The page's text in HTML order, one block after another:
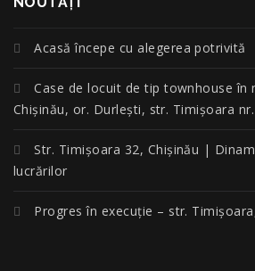
Acasă începe cu alegerea potrivită
Case de locuit de tip townhouse în
Chișinău, or. Durlești, str. Timișoara
Str. Timișoara 32, Chișinău |
lucrărilor
Progres în execuție – str.